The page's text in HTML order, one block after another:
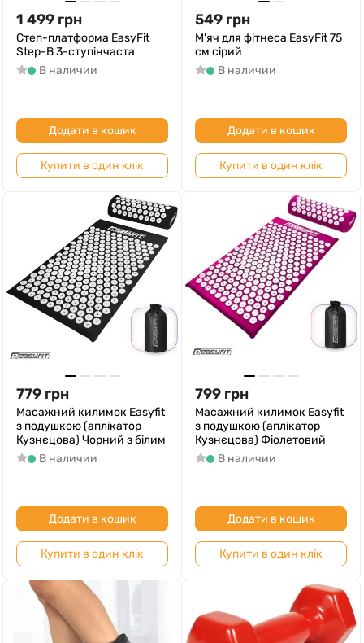
1 499 грн
Степ-платформа EasyFit
Step-B 3-ступінчаста
В наличии
Додати в кошик
Купити в один клік
549 грн
М'яч для фітнеса EasyFit 75
см сірий
В наличии
Додати в кошик
Купити в один клік
779 грн
Масажний килимок Easyfit
з подушкою (аплікатор
Кузнєцова) Чорний з білим
В наличии
Додати в кошик
Купити в один клік
799 грн
Масажний килимок Easyfit
з подушкою (аплікатор
Кузнєцова) Фіолетовий
В наличии
Додати в кошик
Купити в один клік